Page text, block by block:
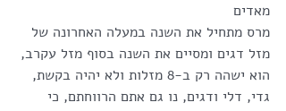
מאדים
מרס מתחיל את השנה במעלה האחרונה של
מזל דגים ומסיים את השנה בסוף מזל עקרב,
הוא ישהה רק ב-8 מזלות ולא יהיה בקשת,
גדי, דלי ודגים, נו גם אתם הרווחתם, כי